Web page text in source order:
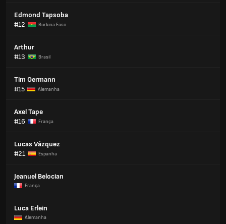
Edmond Tapsoba
#12
Burkina Faso
Arthur
#13
Brasil
Tim Oermann
#15
Alemanha
Axel Tape
#16
França
Lucas Vázquez
#21
Espanha
Jeanuel Belocian
França
Luca Erlein
Alemanha